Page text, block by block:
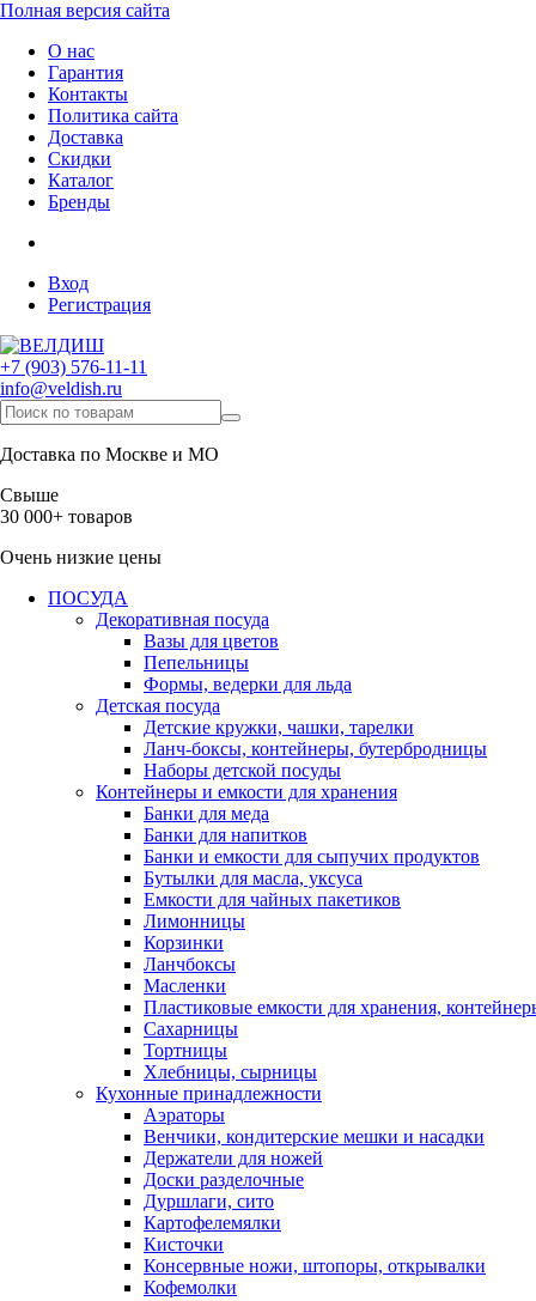
Полная версия сайта
О нас
Гарантия
Контакты
Политика сайта
Доставка
Скидки
Каталог
Бренды
Вход
Регистрация
+7 (903) 576-11-11
info@veldish.ru
Доставка по Москве и МО
Свыше
30 000+ товаров
Очень низкие цены
ПОСУДА
Декоративная посуда
Вазы для цветов
Пепельницы
Формы, ведерки для льда
Детская посуда
Детские кружки, чашки, тарелки
Ланч-боксы, контейнеры, бутербродницы
Наборы детской посуды
Контейнеры и емкости для хранения
Банки для меда
Банки для напитков
Банки и емкости для сыпучих продуктов
Бутылки для масла, уксуса
Емкости для чайных пакетиков
Лимонницы
Корзинки
Ланчбоксы
Масленки
Пластиковые емкости для хранения,
Сахарницы
Тортницы
Хлебницы, сырницы
Кухонные принадлежности
Аэраторы
Венчики, кондитерские мешки и насадки
Держатели для ножей
Доски разделочные
Дуршлаги, сито
Картофелемялки
Кисточки
Консервные ножи, штопоры, открывалки
Кофемолки